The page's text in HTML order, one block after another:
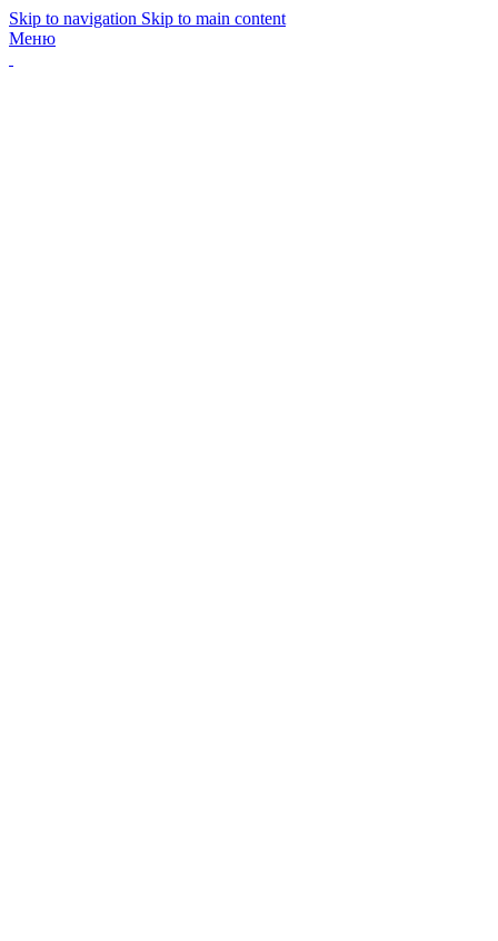
Skip to navigation Skip to main content
Меню